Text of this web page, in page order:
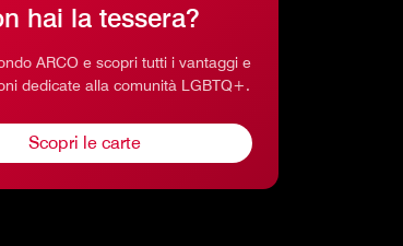
hai la tessera?
ARCO e scopri tutti i vantaggi e
dedicate alla comunità LGBTQ+.
Scopri le carte